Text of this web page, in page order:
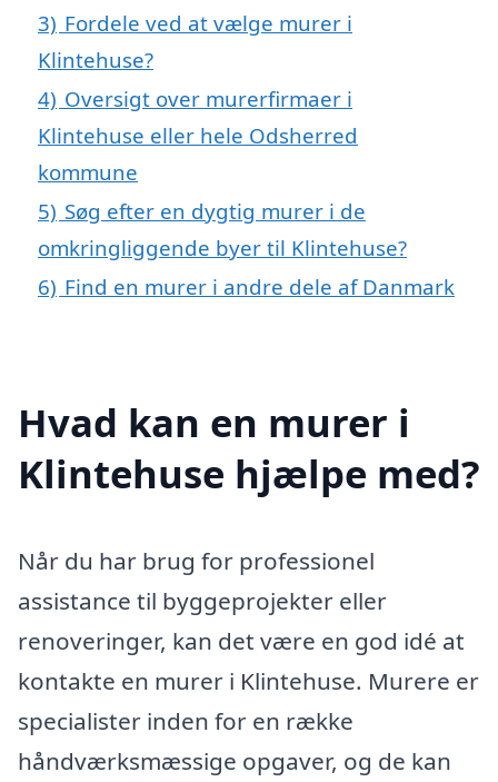
3) Fordele ved at vælge murer i
Klintehuse?
4) Oversigt over murerfirmaer i
Klintehuse eller hele Odsherred
kommune
5) Søg efter en dygtig murer i de
omkringliggende byer til Klintehuse?
6) Find en murer i andre dele af Danmark
Hvad kan en murer i
Klintehuse hjælpe med?
Når du har brug for professionel
assistance til byggeprojekter eller
renoveringer, kan det være en god idé at
kontakte en murer i Klintehuse. Murere er
specialister inden for en række
håndværksmæssige opgaver, og de kan